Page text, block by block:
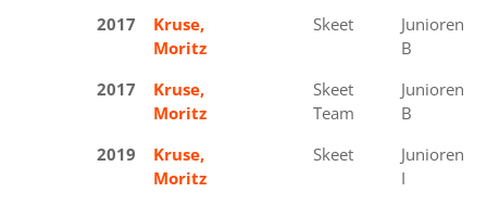
2017
Kruse,
Moritz
Skeet
Junioren
B
2017
Kruse,
Moritz
Skeet
Team
Junioren
B
2019
Kruse,
Moritz
Skeet
Junioren
I